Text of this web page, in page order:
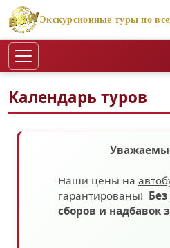
Экскурсионные туры по
Календарь туров
Наши цены на
гарантированы!
сборов и надбавок